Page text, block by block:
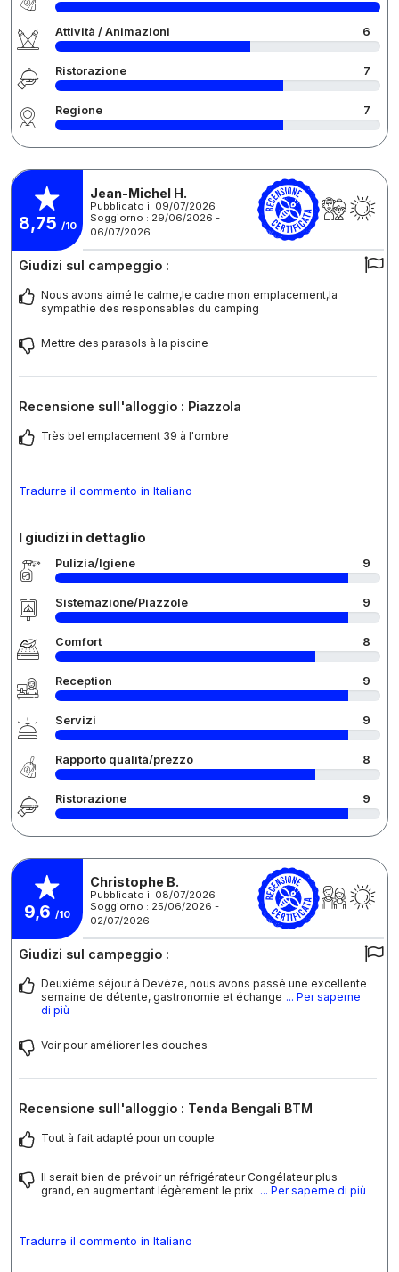
Attività / Animazioni 6
Ristorazione 7
Regione 7
8,75 /10
Jean-Michel H.
Pubblicato il 09/07/2026
Soggiorno : 29/06/2026 -
06/07/2026
Giudizi sul campeggio :
Nous avons aimé le calme,le cadre mon emplacement,la
sympathie des responsables du camping
Mettre des parasols à la piscine
Recensione sull'alloggio : Piazzola
Très bel emplacement 39 à l'ombre
Tradurre il commento in Italiano
I giudizi in dettaglio
Pulizia/Igiene 9
Sistemazione/Piazzole 9
Comfort 8
Reception 9
Servizi 9
Rapporto qualità/prezzo 8
Ristorazione 9
9,6 /10
Christophe B.
Pubblicato il 08/07/2026
Soggiorno : 25/06/2026 -
02/07/2026
Giudizi sul campeggio :
Deuxième séjour à Devèze, nous avons passé une excellente
semaine de détente, gastronomie et échange ... Per saperne
di più
Voir pour améliorer les douches
Recensione sull'alloggio : Tenda Bengali BTM
Tout à fait adapté pour un couple
Il serait bien de prévoir un réfrigérateur Congélateur plus
grand, en augmentant légèrement le prix ... Per saperne di più
Tradurre il commento in Italiano